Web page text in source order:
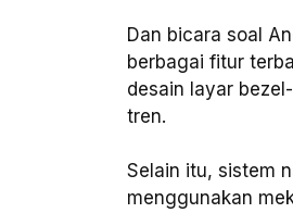
Dan bicara soal
berbagai fitur
desain layar
tren.
Selain itu, sistem
menggunakan